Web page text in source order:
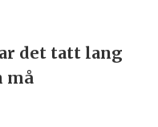
det tatt lang
må